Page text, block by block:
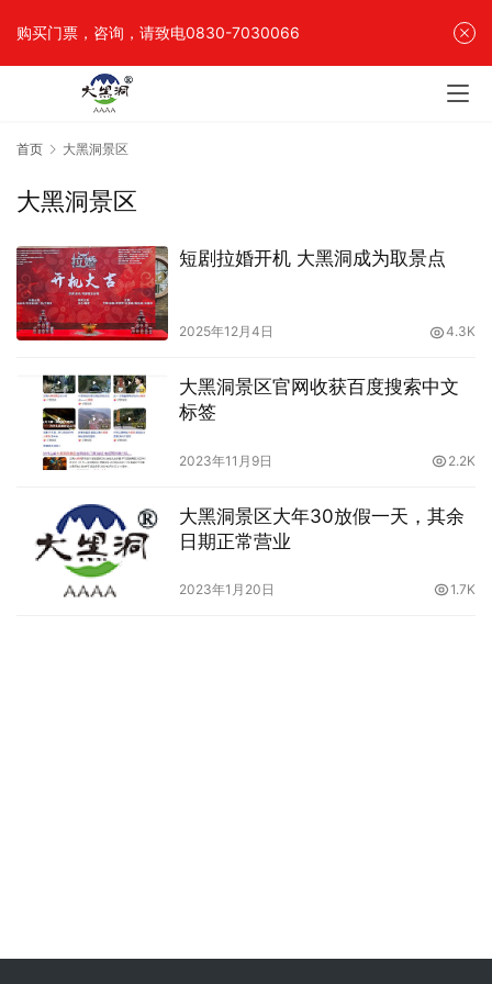
首页 大黑洞景区
大黑洞景区
短剧拉婚开机 大黑洞成为取景点
2025年12月4日 4.3K
大黑洞景区官网收获百度搜索中文
标签
2023年11月9日 2.2K
大黑洞景区大年30放假一天，其余
日期正常营业
2023年1月20日 1.7K
购买门票，咨询，请致电0830-7030066